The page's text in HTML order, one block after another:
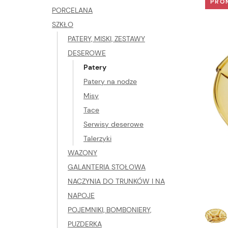
PORCELANA
SZKŁO
PATERY, MISKI, ZESTAWY
DESEROWE
Patery
Patery na nodze
Misy
Tace
Serwisy deserowe
Talerzyki
WAZONY
GALANTERIA STOŁOWA
NACZYNIA DO TRUNKÓW I NA
NAPOJE
POJEMNIKI, BOMBONIERY,
PUZDERKA